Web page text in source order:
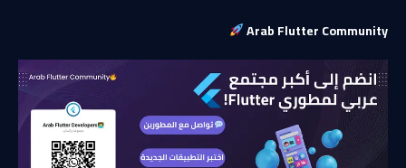
Arab Flutter Community